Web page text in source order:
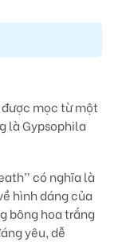
mọc từ một
là Gypsophila
có nghĩa là
hình dáng của
bông hoa trắng
yêu, dễ